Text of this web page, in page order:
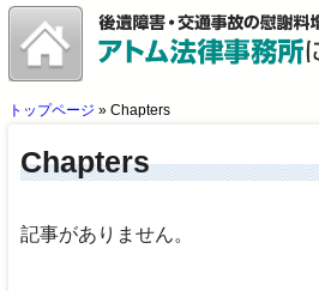
トップページ » Chapters
Chapters
記事がありません。